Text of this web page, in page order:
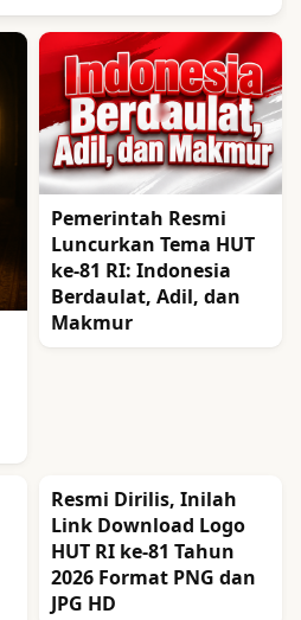
Pemerintah Resmi
Luncurkan Tema HUT
ke-81 RI: Indonesia
Berdaulat, Adil, dan
Makmur
Resmi Dirilis, Inilah
Link Download Logo
HUT RI ke-81 Tahun
2026 Format PNG dan
JPG HD